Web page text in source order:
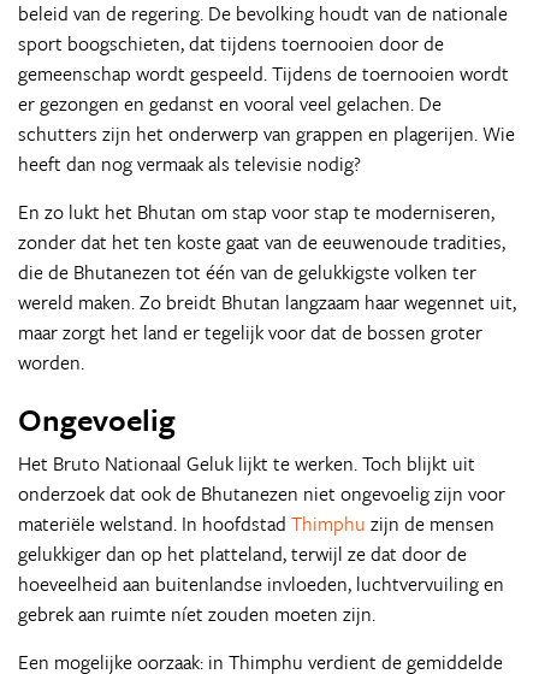
beleid van de regering. De bevolking houdt van de nationale
sport boogschieten, dat tijdens toernooien door de
gemeenschap wordt gespeeld. Tijdens de toernooien wordt
er gezongen en gedanst en vooral veel gelachen. De
schutters zijn het onderwerp van grappen en plagerijen. Wie
heeft dan nog vermaak als televisie nodig?
En zo lukt het Bhutan om stap voor stap te moderniseren,
zonder dat het ten koste gaat van de eeuwenoude tradities,
die de Bhutanezen tot één van de gelukkigste volken ter
wereld maken. Zo breidt Bhutan langzaam haar wegennet uit,
maar zorgt het land er tegelijk voor dat de bossen groter
worden.
Ongevoelig
Het Bruto Nationaal Geluk lijkt te werken. Toch blijkt uit
onderzoek dat ook de Bhutanezen niet ongevoelig zijn voor
materiële welstand. In hoofdstad Thimphu zijn de mensen
gelukkiger dan op het platteland, terwijl ze dat door de
hoeveelheid aan buitenlandse invloeden, luchtvervuiling en
gebrek aan ruimte níet zouden moeten zijn.
Een mogelijke oorzaak: in Thimphu verdient de gemiddelde